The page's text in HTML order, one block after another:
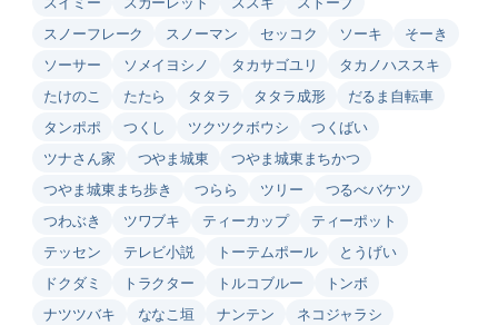
スノーフレーク
スノーマン セッコク ソーキ
そーき
ソーサー
ソメイヨシノ タカサゴユリ
タカノハススキ
たけのこ
たたら タタラ タタラ成形
だるま自転車
タンポポ
つくし ツクツクボウシ
つくばい
ツナさん家
つやま城東
つやま城東まちかつ
つやま城東まち歩き
つらら ツリー
つるべバケツ
つわぶき
ツワブキ ティーカップ
ティーポット
テッセン
テレビ小説 トーテムポール
とうげい
ドクダミ
トラクター トルコブルー
トンボ
ナツツバキ
ななこ垣 ナンテン
ネコジャラシ